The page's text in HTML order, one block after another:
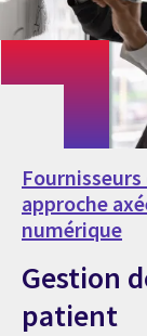
approche
numérique
Gestion
patient